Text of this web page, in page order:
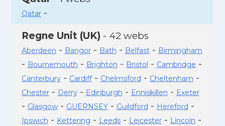
Qatar-
Regne Unit (UK) - 42 webs
Aberdeen - Bangor- Bath - Belfast- Birmingham
- Bournemouth - Brighton - Bristol - Cambridge -
Canterbury- Cardiff- Chelmsford - Cheltenham -
Chester- Derry- Edinburgh - Enniskillen - Exeter
- Glasgow- GUERNSEY- Guildford - Hereford -
Ipswich - Kettering - Leeds- Leicester- Lincoln -